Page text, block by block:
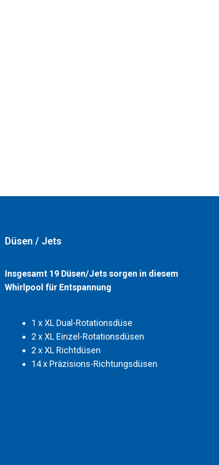
Düsen / Jets
Insgesamt 19 Düsen/Jets sorgen in diesem
Whirlpool für Entspannung
1 x XL Dual-Rotationsdüse
2 x XL Einzel-Rotationsdüsen
2 x XL Richtdüsen
14 x Präzisions-Richtungsdüsen